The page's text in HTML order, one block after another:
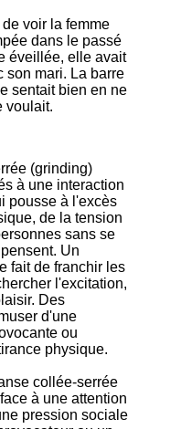
voir la femme
dans le passé
éveillée, elle avait
son mari. La barre
sentait bien en ne
voulait.
(grinding)
à une interaction
pousse à l'excès
de la tension
sans se
Un
fait de franchir les
l'excitation,
Des
d'une
ou
physique.
collée-serrée
à une attention
pression sociale